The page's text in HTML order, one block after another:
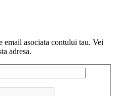
email asociata contului tau. Vei
adresa.